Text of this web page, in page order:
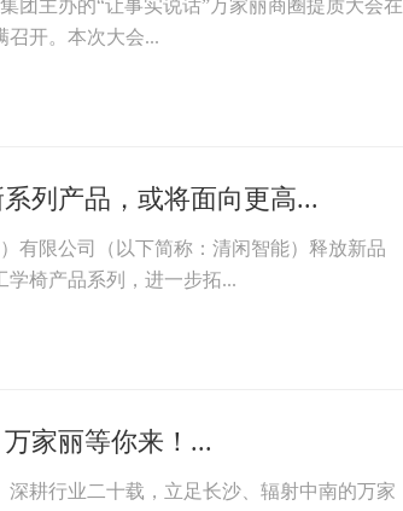
团主办的“让事实说话”万家丽商圈提质大会在
召开。本次大会...
列产品，或将面向更高...
有限公司（以下简称：清闲智能）释放新品
椅产品系列，进一步拓...
家丽等你来！...
耕行业二十载，立足长沙、辐射中南的万家